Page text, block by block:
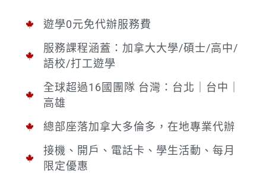
遊學0元免代辦服務費
服務課程涵蓋：加拿大大學/碩士/高中/
語校/打工遊學
全球超過16國團隊 台灣：台北｜台中｜
高雄
總部座落加拿大多倫多，在地專業代辦
接機、開戶、電話卡、學生活動、每月
限定優惠